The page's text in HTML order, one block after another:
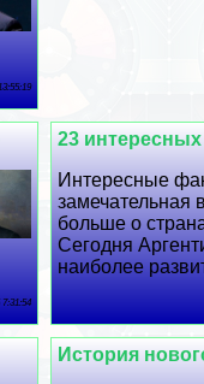
23
Интересные
замечательная
больше о
Сегодня
наиболее
7:31:54
История